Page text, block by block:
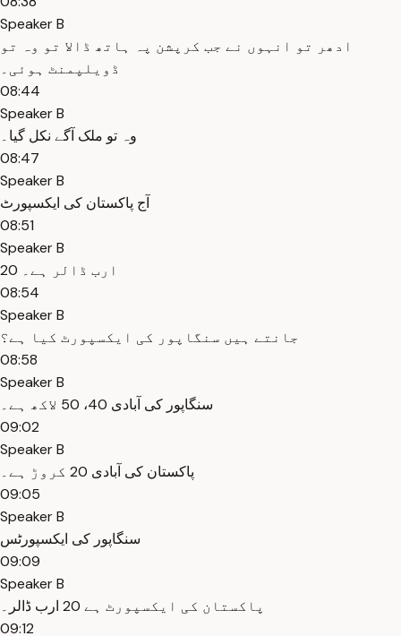
Speaker B
ادھر تو انہوں نے جب کرپشن پہ ہاتھ ڈالا تو وہ تو
ڈویلپمنٹ ہوئی۔
08:44
Speaker B
وہ تو ملک آگے نکل گیا۔
08:47
Speaker B
آج پاکستان کی ایکسپورٹ
08:51
Speaker B
20 ارب ڈالر ہے۔
08:54
Speaker B
جانتے ہیں سنگاپور کی ایکسپورٹ کیا ہے؟
08:58
Speaker B
سنگاپور کی آبادی 40، 50 لاکھ ہے۔
09:02
Speaker B
پاکستان کی آبادی 20 کروڑ ہے۔
09:05
Speaker B
سنگاپور کی ایکسپورٹس
09:09
Speaker B
پاکستان کی ایکسپورٹ ہے 20 ارب ڈالر۔
09:12